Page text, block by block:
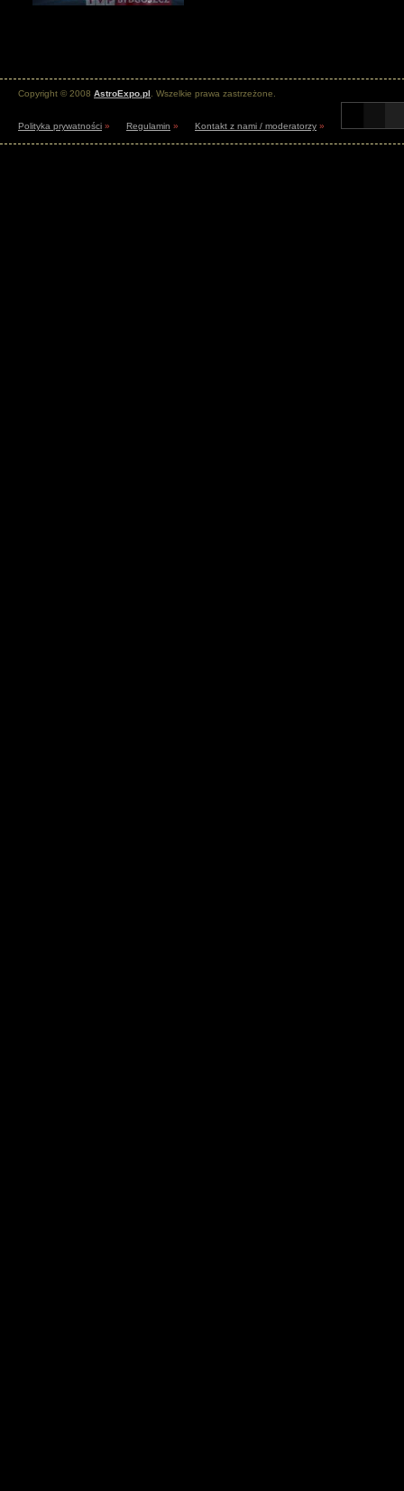
Copyright © 2008 AstroExpo.pl . Wszelkie prawa zastrzeżone.
Polityka prywatności » Regulamin » Kontakt z nami / moderatorzy »